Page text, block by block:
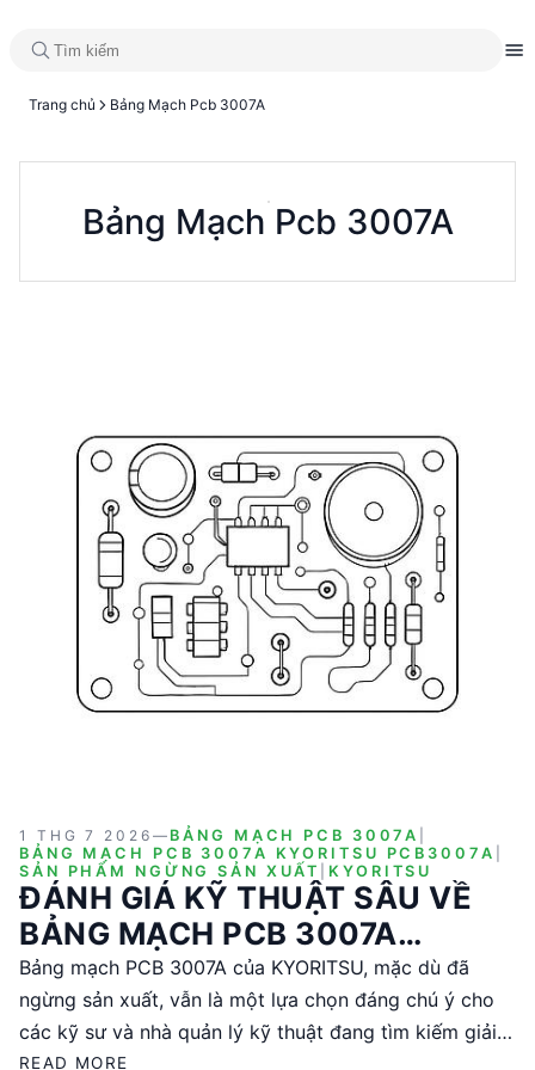
Trang chủ Bảng Mạch Pcb 3007A
Bảng Mạch Pcb 3007A
1 THG 7 2026 — BẢNG MẠCH PCB 3007A
BẢNG MẠCH PCB 3007A KYORITSU PCB3007A
SẢN PHẨM NGỪNG SẢN XUẤT
KYORITSU
ĐÁNH GIÁ KỸ THUẬT SÂU VỀ
BẢNG MẠCH PCB 3007A
KYORITSU
Bảng mạch PCB 3007A của KYORITSU, mặc dù đã
ngừng sản xuất, vẫn là một lựa chọn đáng chú ý cho
các kỹ sư và nhà quản lý kỹ thuật đang tìm kiếm giải
pháp PCB chất lượng. Sản phẩm này nổi bật với thiết
READ MORE